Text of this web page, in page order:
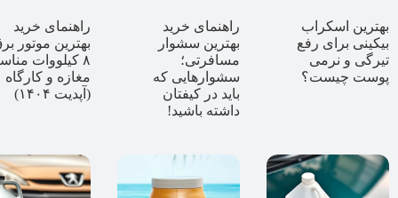
بهترین اسکراب
بیکینی برای رفع
تیرگی و نرمی
پوست چیست؟
راهنمای خرید
بهترین سشوار
مسافرتی؛
سشوارهایی که
باید در کیفتان
داشته باشید!
راهنمای خرید
بهترین موتور
۸ کیلووات
مغازه و کارگاه
(آپدیت ۱۴۰۴)